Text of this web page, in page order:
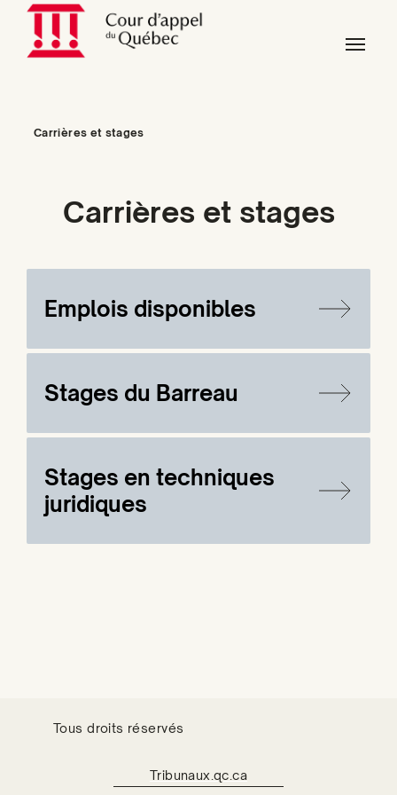
Skip to main content
Skip to page footer
You are here:
Carrières et stages
Carrières et stages
Emplois disponibles
Stages du Barreau
Stages en techniques
juridiques
Tous droits réservés
Tribunaux.qc.ca